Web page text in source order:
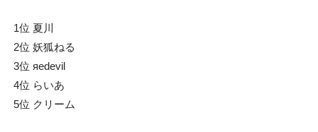
1位 夏川
2位 妖狐ねる
3位 яedevil
4位 らいあ
5位 クリーム